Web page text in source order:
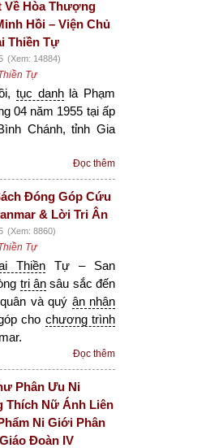
Về Hòa Thượng
Hồi – Viện Chủ
Thiền Tự
(Xem: 14884)
Tự
tục danhlà Phạm
04 năm 1955 tại ấp
Chánh, tỉnh Gia
Đọc thêm
Đóng Góp Cứu
& Lời Tri Ân
(Xem: 8860)
Tự
Thiền Tự – San
tri ânsâu sắc đến
và quý ân nhân
cho chương trình
Đọc thêm
Phân Ưu Ni
Thích Nữ Ánh Liên
Ni Giới Phân
Đoàn IV